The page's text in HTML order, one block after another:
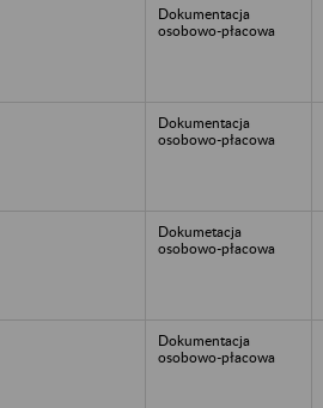
Dokumentacja
osobowo-płacowa
Dokumentacja
osobowo-płacowa
Dokumetacja
osobowo-płacowa
Dokumentacja
osobowo-płacowa